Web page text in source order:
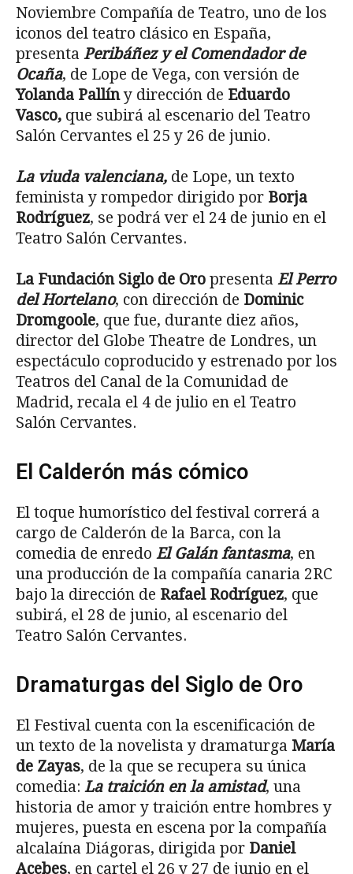
Noviembre Compañía de Teatro, uno de los
iconos del teatro clásico en España,
presenta Peribáñez y el Comendador de
Ocaña, de Lope de Vega, con versión de
Yolanda Pallíny dirección de Eduardo
Vasco, que subirá al escenario del Teatro
Salón Cervantes el 25 y 26 de junio.
La viuda valenciana, de Lope, un texto
feminista y rompedor dirigido por Borja
Rodríguez, se podrá ver el 24 de junio en el
Teatro Salón Cervantes.
La Fundación Siglo de Oro presenta El Perro
del Hortelano, con dirección de Dominic
Dromgoole, que fue, durante diez años,
director del Globe Theatre de Londres, un
espectáculo coproducido y estrenado por los
Teatros del Canal de la Comunidad de
Madrid, recala el 4 de julio en el Teatro
Salón Cervantes.
El Calderón más cómico
El toque humorístico del festival correrá a
cargo de Calderón de la Barca, con la
comedia de enredo El Galán fantasma, en
una producción de la compañía canaria 2RC
bajo la dirección de Rafael Rodríguez, que
subirá, el 28 de junio, al escenario del
Teatro Salón Cervantes.
Dramaturgas del Siglo de Oro
El Festival cuenta con la escenificación de
un texto de la novelista y dramaturga María
de Zayas, de la que se recupera su única
comedia: La traición en la amistad, una
historia de amor y traición entre hombres y
mujeres, puesta en escena por la compañía
alcalaína Diágoras, dirigida por Daniel
Acebes, en cartel el 26 y 27 de junio en el